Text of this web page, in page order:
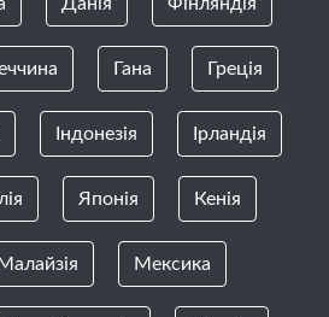
Гана Греція
Індонезія Ірландія
Японія Кенія
Малайзія Мексика